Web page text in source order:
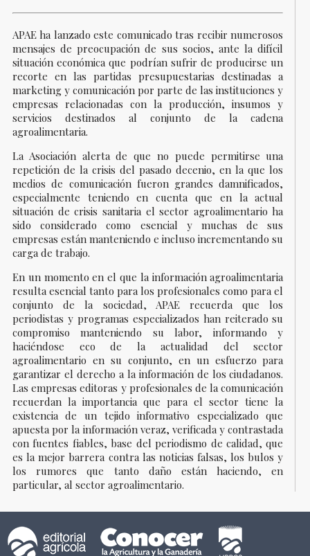
APAE ha lanzado este comunicado tras recibir numerosos
mensajes de preocupación de sus socios, ante la difícil
situación económica que podrían sufrir de producirse un
recorte en las partidas presupuestarias destinadas a
marketing y comunicación por parte de las instituciones y
empresas relacionadas con la producción, insumos y
servicios destinados al conjunto de la cadena
agroalimentaria.
La Asociación alerta de que no puede permitirse una
repetición de la crisis del pasado decenio, en la que los
medios de comunicación fueron grandes damnificados,
especialmente teniendo en cuenta que en la actual
situación de crisis sanitaria el sector agroalimentario ha
sido considerado como esencial y muchas de sus
empresas están manteniendo e incluso incrementando su
carga de trabajo.
En un momento en el que la información agroalimentaria
resulta esencial tanto para los profesionales como para el
conjunto de la sociedad, APAE recuerda que los
periodistas y programas especializados han reiterado su
compromiso manteniendo su labor, informando y
haciéndose eco de la actualidad del sector
agroalimentario en su conjunto, en un esfuerzo para
garantizar el derecho a la información de los ciudadanos.
Las empresas editoras y profesionales de la comunicación
recuerdan la importancia que para el sector tiene la
existencia de un tejido informativo especializado que
apuesta por la información veraz, verificada y contrastada
con fuentes fiables, base del periodismo de calidad, que
es la mejor barrera contra las noticias falsas, los bulos y
los rumores que tanto daño están haciendo, en
particular, al sector agroalimentario.